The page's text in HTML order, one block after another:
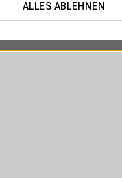
ALLES ABLEHNEN